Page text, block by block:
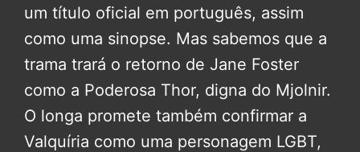
um título oficial em português, assim
como uma sinopse. Mas sabemos que a
trama trará o retorno de Jane Foster
como a Poderosa Thor, digna do Mjolnir.
O longa promete também confirmar a
Valquíria como uma personagem LGBT,